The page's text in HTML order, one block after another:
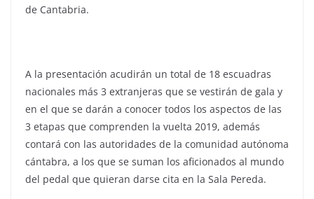
de Cantabria.
A la presentación acudirán un total de 18 escuadras
nacionales más 3 extranjeras que se vestirán de gala y
en el que se darán a conocer todos los aspectos de las
3 etapas que comprenden la vuelta 2019, además
contará con las autoridades de la comunidad autónoma
cántabra, a los que se suman los aficionados al mundo
del pedal que quieran darse cita en la Sala Pereda.